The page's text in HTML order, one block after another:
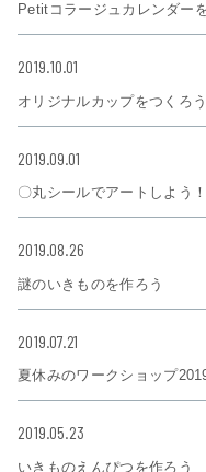
Petitコラージュカレンダー
2019.10.01
オリジナルカップをつくろう
2019.09.01
〇丸シールでアートしよう！
2019.08.26
謎のいきものを作ろう
2019.07.21
夏休みのワークショップ
2019.05.23
いきものえんぴつを作ろう